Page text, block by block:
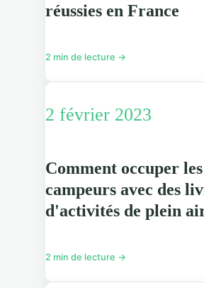
réussies en France
2 min de lecture →
2 février 2023
Comment occuper
campeurs avec des
d'activités de plein
2 min de lecture →